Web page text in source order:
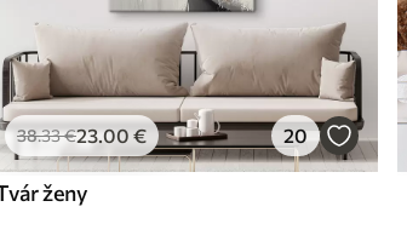
38.33€23.00 € 20
ženy